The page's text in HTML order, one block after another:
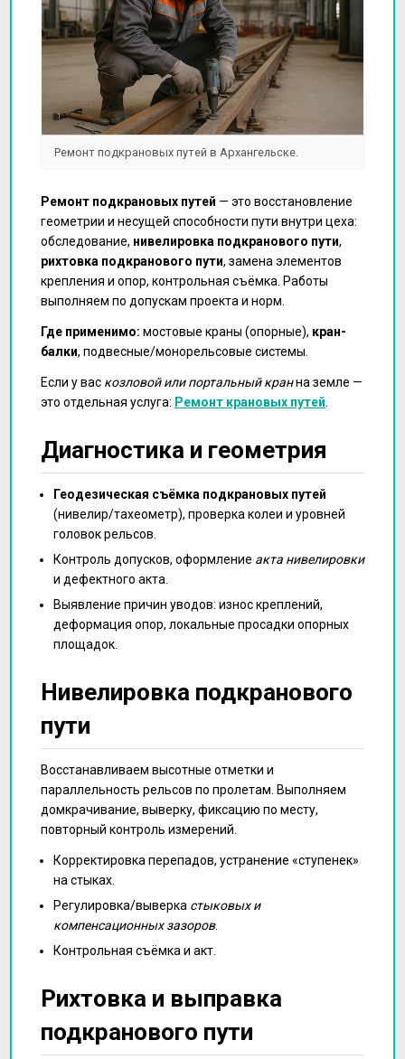
Ремонт подкрановых путей в Архангельске.
Ремонт подкрановых путей — это восстановление
геометрии и несущей способности пути внутри цеха:
обследование, нивелировка подкранового пути,
рихтовка подкранового пути, замена элементов
крепления и опор, контрольная съёмка. Работы
выполняем по допускам проекта и норм.
Где применимо: мостовые краны (опорные), кран-
балки, подвесные/монорельсовые системы.
Если у вас козловой или портальный кранна земле —
это отдельная услуга: Ремонт крановых путей
Диагностика и геометрия
Геодезическая съёмка подкрановых путей
(нивелир/тахеометр), проверка колеи и уровней
головок рельсов.
Контроль допусков, оформление акта нивелировки
и дефектного акта.
Выявление причин уводов: износ креплений,
деформация опор, локальные просадки опорных
площадок.
Нивелировка подкранового
пути
Восстанавливаем высотные отметки и
параллельность рельсов по пролетам. Выполняем
домкрачивание, выверку, фиксацию по месту,
повторный контроль измерений.
Корректировка перепадов, устранение «ступенек»
на стыках.
Регулировка/выверка стыковых и
компенсационных зазоров.
Контрольная съёмка и акт.
Рихтовка и выправка
подкранового пути